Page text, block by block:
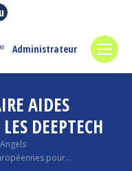
La
Euroquity
une
nouvelle
fenêtre
Administrateur
AIDES
DEEPTECH
pour…